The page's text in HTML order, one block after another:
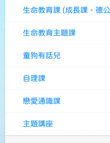
生命教育課 (成長課、德
生命教育主題課
童狗有話兒
自理課
戀愛通識課
主題講座